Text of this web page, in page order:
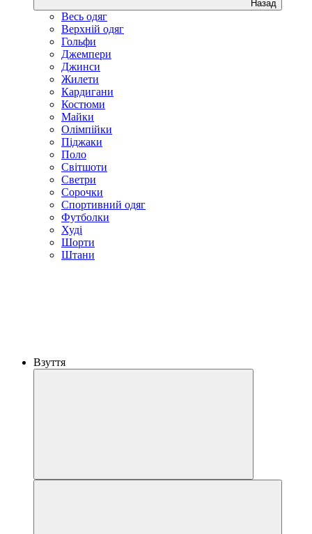
Назад
Весь одяг
Верхній одяг
Гольфи
Джемпери
Джинси
Жилети
Кардигани
Костюми
Майки
Олімпійки
Піджаки
Поло
Світшоти
Светри
Сорочки
Спортивний одяг
Футболки
Худі
Шорти
Штани
Взуття